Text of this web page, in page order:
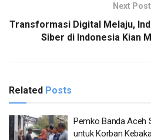
Next Post
Transformasi Digital Melaju,
Siber di Indonesia Kian
Related Posts
Pemko Banda Aceh
untuk Korban